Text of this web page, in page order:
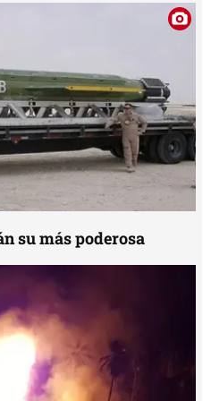
su más poderosa